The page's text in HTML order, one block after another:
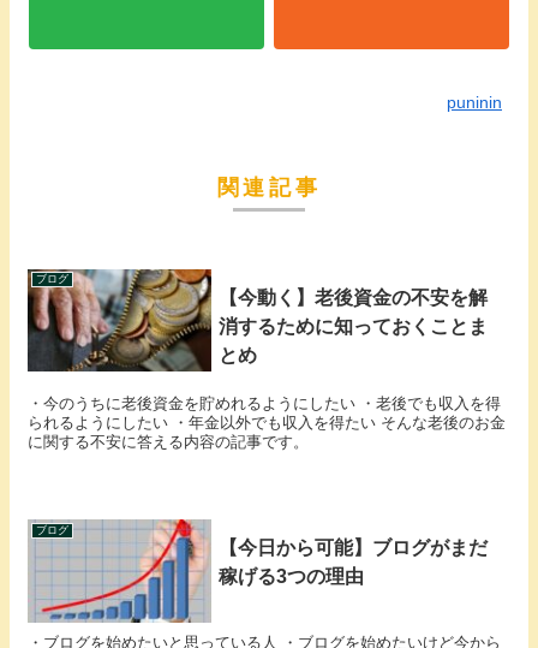
puninin
関連記事
ブログ
【今動く】老後資金の不安を解
消するために知っておくことま
とめ
・今のうちに老後資金を貯めれるようにしたい ・老後でも収入を得
られるようにしたい ・年金以外でも収入を得たい そんな老後のお金
に関する不安に答える内容の記事です。
ブログ
【今日から可能】ブログがまだ
稼げる3つの理由
・ブログを始めたいと思っている人 ・ブログを始めたいけど今から